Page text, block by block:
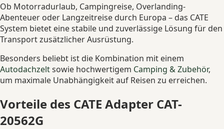
Ob Motorradurlaub, Campingreise, Overlanding-
Abenteuer oder Langzeitreise durch Europa – das CATE
System bietet eine stabile und zuverlässige Lösung für den
Transport zusätzlicher Ausrüstung.
Besonders beliebt ist die Kombination mit einem
Autodachzeltsowie hochwertigem Camping & Zubehör,
um maximale Unabhängigkeit auf Reisen zu erreichen.
Vorteile des CATE Adapter CAT-
20562G